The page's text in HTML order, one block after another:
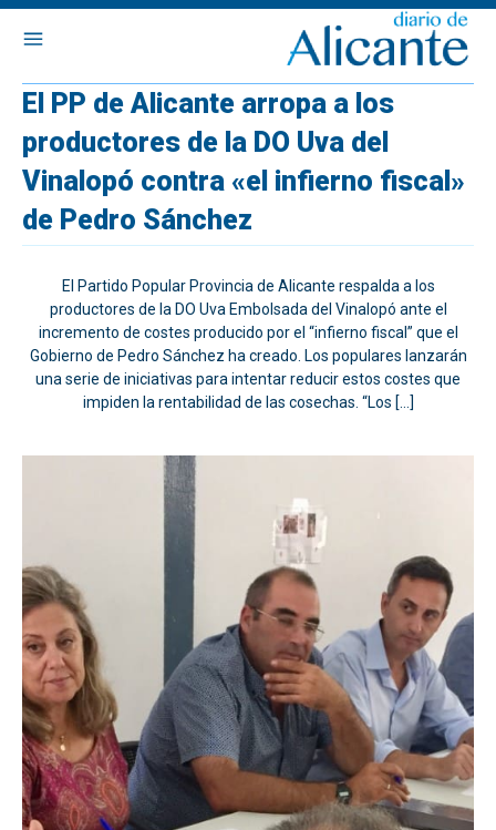
El PP de Alicante arropa a los
productores de la DO Uva del
Vinalopó contra «el infierno fiscal»
de Pedro Sánchez
El Partido Popular Provincia de Alicante respalda a los
productores de la DO Uva Embolsada del Vinalopó ante el
incremento de costes producido por el “infierno fiscal” que el
Gobierno de Pedro Sánchez ha creado. Los populares lanzarán
una serie de iniciativas para intentar reducir estos costes que
impiden la rentabilidad de las cosechas. “Los […]